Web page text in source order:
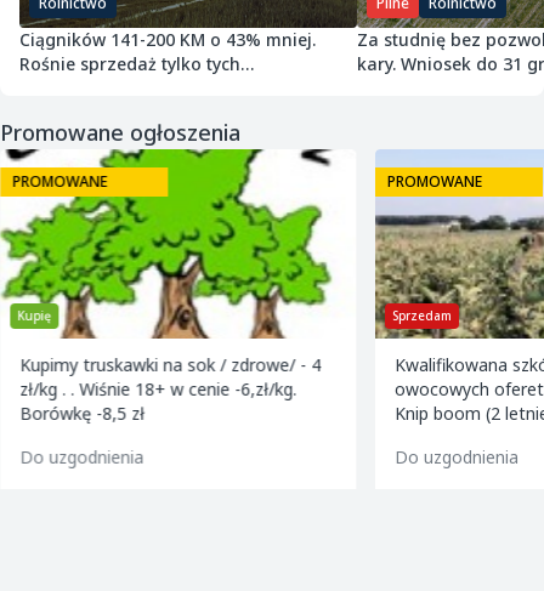
Ciągników 141-200 KM o 43% mniej.
Rośnie sprzedaż tylko tych
Za studnię bez
kary. Wniosek do 31
Promowane ogłoszenia
Kupię
PROMOWANE
Kupimy truskawki na sok / zdrowe/ - 4
zł/kg . . Wiśnie 18+ w cenie -6,zł/kg.
Borówkę -8,5 zł
Do uzgodnienia
Sprzedam
PROMOWANE
Kwalifikowana
owocowych
Knip boom (2
m9 -paulared m9/
Do uzgodnienia